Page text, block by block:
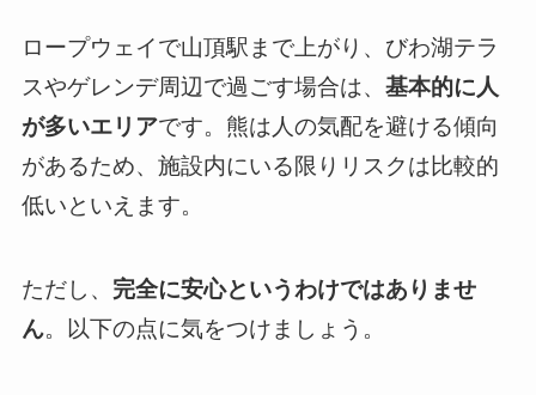
ロープウェイで山頂駅まで上がり、びわ湖テラ
スやゲレンデ周辺で過ごす場合は、 基本的に人
が多いエリアです。熊は人の気配を避ける傾向
があるため、施設内にいる限りリスクは比較的
低いといえます。
ただし、 完全に安心というわけではありませ
ん。以下の点に気をつけましょう。